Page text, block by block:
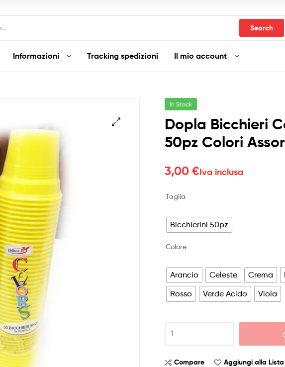
Search
Informazioni Tracking spedizioni Il mio account
In Stock
Dopla Bicchieri
50pz Colori
3,00€Iva inclusa
Taglia
Bicchierini 50pz
Colore
Arancio Celeste Crema
Rosso
Verde Acido Viola
Bicchieri
ShotCompare Aggiungi alla